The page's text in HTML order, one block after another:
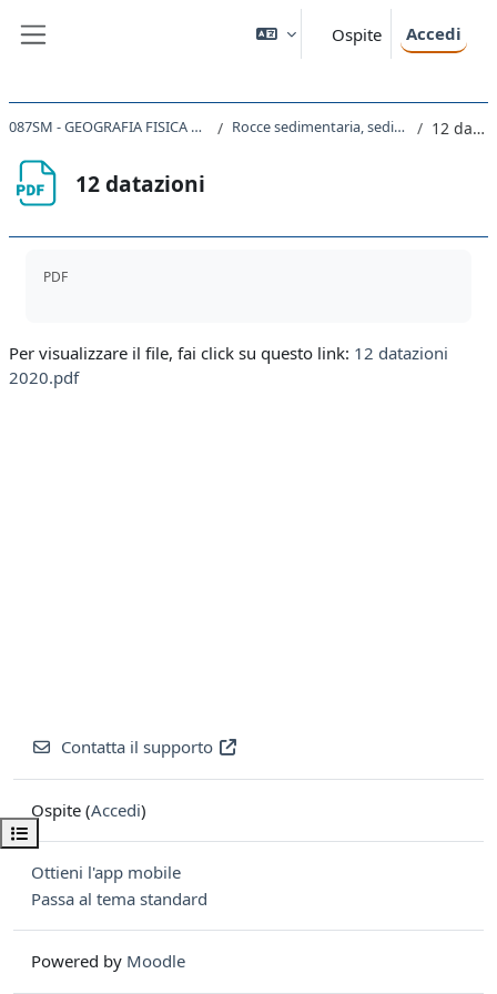
Ospite Accedi
Apri indice del corso
087SM - GEOGRAFIA FISICA E GEOLOGIA 2020 Rocce sedimentaria, sedimenti, trasporto 12 datazioni
12 datazioni
PDF
Per visualizzare il file, fai click su questo link: 12 datazioni
2020.pdf
Contatta il supporto
Ospite (Accedi)
Ottieni l'app mobile
Passa al tema standard
Powered by Moodle